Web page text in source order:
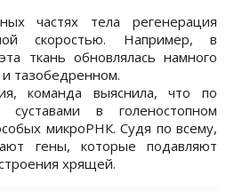
частях тела регенерация
скоростью. Например, в
ткань обновлялась намного
тазобедренном.
команда выяснила, что по
в голеностопном
микроРНК. Судя по всему,
гены, которые подавляют
хрящей.